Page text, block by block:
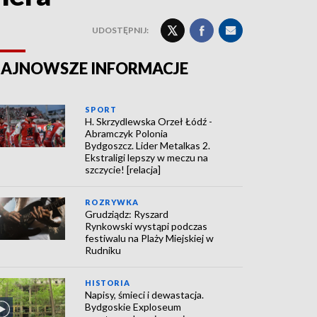
UDOSTĘPNIJ:
INFORMACJE
SPORT
H. Skrzydlewska Orzeł Łódź -
Abramczyk Polonia
Bydgoszcz. Lider Metalkas 2.
Ekstraligi lepszy w meczu na
szczycie! [relacja]
ROZRYWKA
Grudziądz: Ryszard
Rynkowski wystąpi podczas
festiwalu na Plaży Miejskiej w
Rudniku
HISTORIA
Napisy, śmieci i dewastacja.
Bydgoskie Exploseum